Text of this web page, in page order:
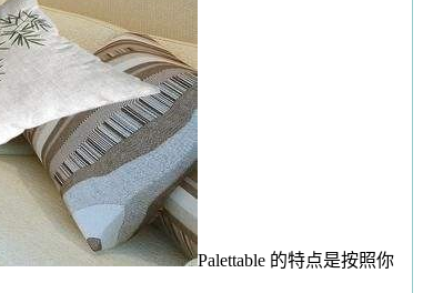
Palettable 的特点是按照你